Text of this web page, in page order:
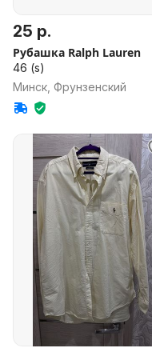
25 р.
Рубашка Ralph Lauren
46 (s)
Минск, Фрунзенский